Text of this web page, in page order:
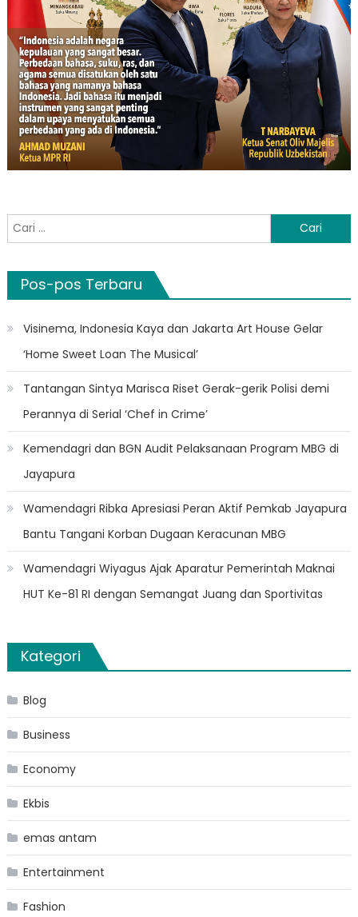
Cari
untuk:
Pos-pos Terbaru
Visinema, Indonesia Kaya dan Jakarta Art House Gelar
‘Home Sweet Loan The Musical’
Tantangan Sintya Marisca Riset Gerak-gerik Polisi demi
Perannya di Serial ‘Chef in Crime’
Kemendagri dan BGN Audit Pelaksanaan Program MBG di
Jayapura
Wamendagri Ribka Apresiasi Peran Aktif Pemkab Jayapura
Bantu Tangani Korban Dugaan Keracunan MBG
Wamendagri Wiyagus Ajak Aparatur Pemerintah Maknai
HUT Ke-81 RI dengan Semangat Juang dan Sportivitas
Kategori
Blog
Business
Economy
Ekbis
emas antam
Entertainment
Fashion